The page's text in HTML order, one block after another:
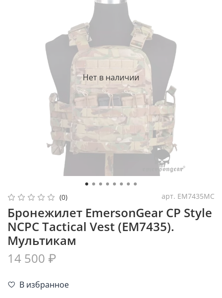
Нет в наличии
(0) арт. EM7435MC
Бронежилет EmersonGear CP Style
NCPC Tactical Vest (EM7435).
Мультикам
14 500 ₽
В избранное